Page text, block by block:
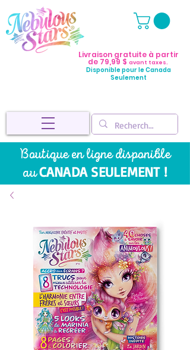
Livraison gratuite à partir
de 79,99 $ avant taxes.
Disponible pour le Canada
Seulement
Boutique en ligne disponible
auCANADA SEULEMENT !